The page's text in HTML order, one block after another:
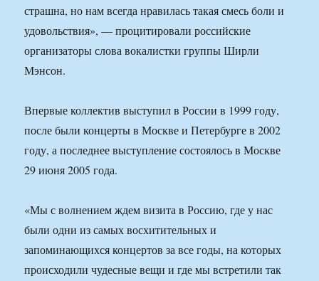
страшна, но нам всегда нравилась такая смесь боли и
удовольствия», — процитировали российские
организаторы слова вокалистки группы Ширли
Мэнсон.
Впервые коллектив выступил в России в 1999 году,
после были концерты в Москве и Петербурге в 2002
году, а последнее выступление состоялось в Москве
29 июня 2005 года.
«Мы с волнением ждем визита в Россию, где у нас
были одни из самых восхитительных и
запоминающихся концертов за все годы, на которых
происходили чудесные вещи и где мы встретили так